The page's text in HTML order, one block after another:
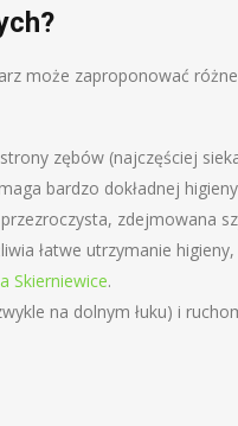
może zaproponować
zębów (najczęściej
bardzo dokładnej
zdejmowana
łatwe utrzymanie
Skierniewice.
na dolnym łuku) i